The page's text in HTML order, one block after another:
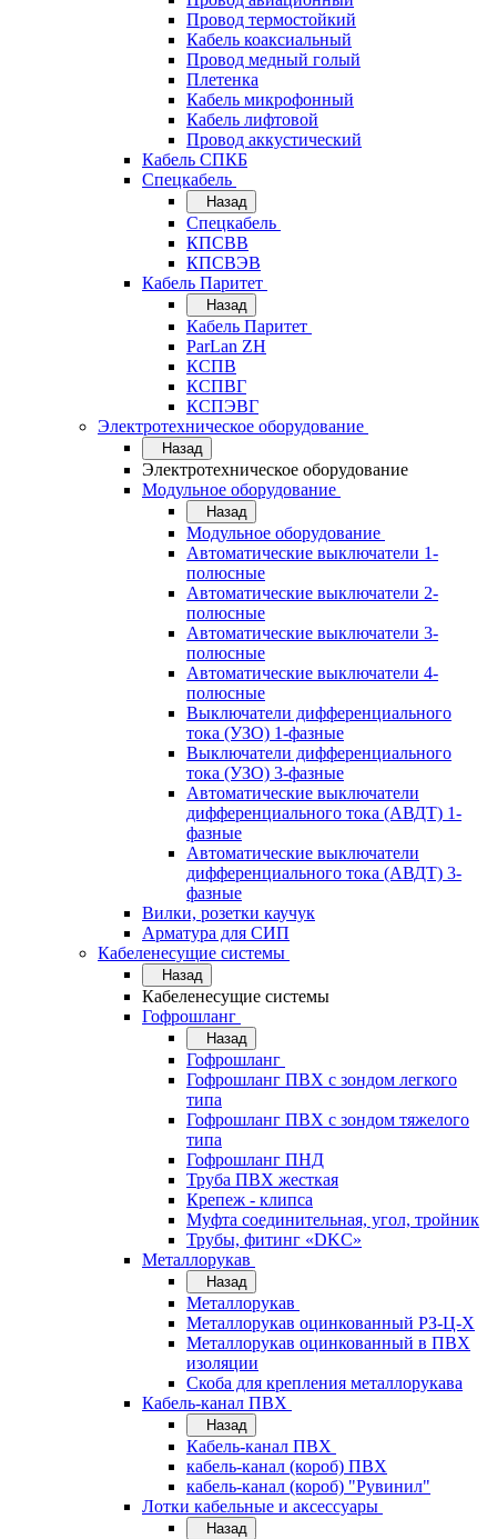
Провод термостойкий
Кабель коаксиальный
Провод медный голый
Плетенка
Кабель микрофонный
Кабель лифтовой
Провод аккустический
Кабель СПКБ
Спецкабель
Назад
Спецкабель
КПСВВ
КПСВЭВ
Кабель Паритет
Назад
Кабель Паритет
ParLan ZH
КСПВ
КСПВГ
КСПЭВГ
Электротехническое оборудование
Назад
Электротехническое оборудование
Модульное оборудование
Назад
Модульное оборудование
Автоматические выключатели 1-
полюсные
Автоматические выключатели 2-
полюсные
Автоматические выключатели 3-
полюсные
Автоматические выключатели 4-
полюсные
Выключатели дифференциального
тока (УЗО) 1-фазные
Выключатели дифференциального
тока (УЗО) 3-фазные
Автоматические выключатели
дифференциального тока (АВДТ) 1-
фазные
Автоматические выключатели
дифференциального тока (АВДТ) 3-
фазные
Вилки, розетки каучук
Арматура для СИП
Кабеленесущие системы
Назад
Кабеленесущие системы
Гофрошланг
Назад
Гофрошланг
Гофрошланг ПВХ с зондом легкого
типа
Гофрошланг ПВХ с зондом тяжелого
типа
Гофрошланг ПНД
Труба ПВХ жесткая
Крепеж - клипса
Муфта соединительная, угол, тройник
Трубы, фитинг «DKC»
Металлорукав
Назад
Металлорукав
Металлорукав оцинкованный РЗ-Ц-Х
Металлорукав оцинкованный в ПВХ
изоляции
Скоба для крепления металлорукава
Кабель-канал ПВХ
Назад
Кабель-канал ПВХ
кабель-канал (короб) ПВХ
кабель-канал (короб) "Рувинил"
Лотки кабельные и аксессуары
Назад